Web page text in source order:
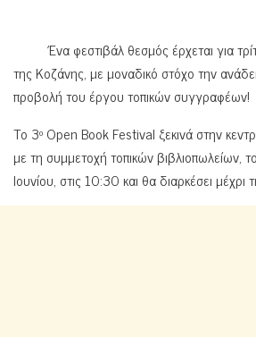
Ένα φεστιβάλ θεσμός έρχεται για
της Κοζάνης, με μοναδικό στόχο την
προβολή του έργου τοπικών συγγραφέων!
Το 3ο Open Book Festival ξεκινά στην
με τη συμμετοχή τοπικών βιβλιοπωλείων,
Ιουνίου, στις 10:30 και θα διαρκέσει